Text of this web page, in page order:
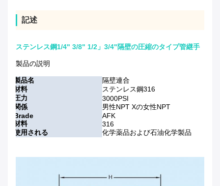
記述
ステンレス鋼1/4" 3/8" 1/2」3/4"隔壁の圧縮のタイプ管継手
製品の説明
製品名
隔壁連合
材料
ステンレス鋼316
圧力
3000PSI
関係
男性NPT Xの女性NPT
Brade
AFK
材料
316
使用される
化学薬品および石油化学製品